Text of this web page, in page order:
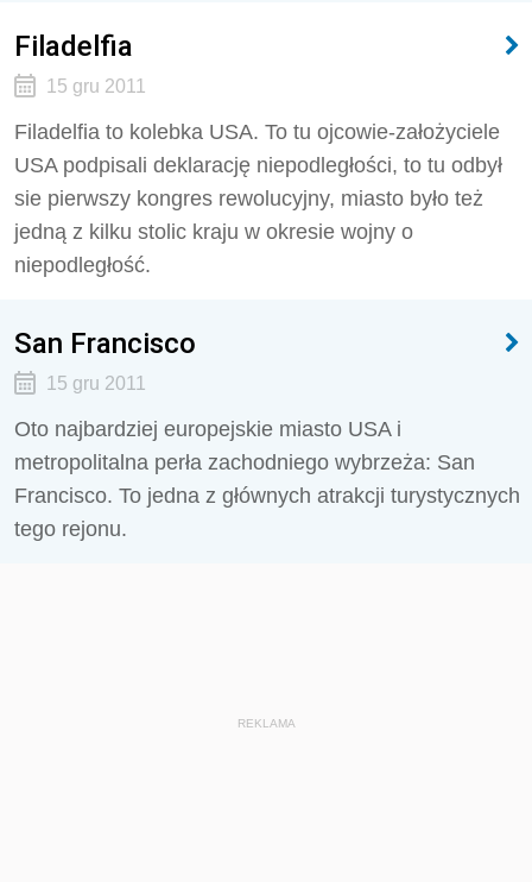
Filadelfia
15 gru 2011
Filadelfia to kolebka USA. To tu ojcowie-założyciele
USA podpisali deklarację niepodległości, to tu odbył
sie pierwszy kongres rewolucyjny, miasto było też
jedną z kilku stolic kraju w okresie wojny o
niepodległość.
San Francisco
15 gru 2011
Oto najbardziej europejskie miasto USA i
metropolitalna perła zachodniego wybrzeża: San
Francisco. To jedna z głównych atrakcji turystycznych
tego rejonu.
REKLAMA